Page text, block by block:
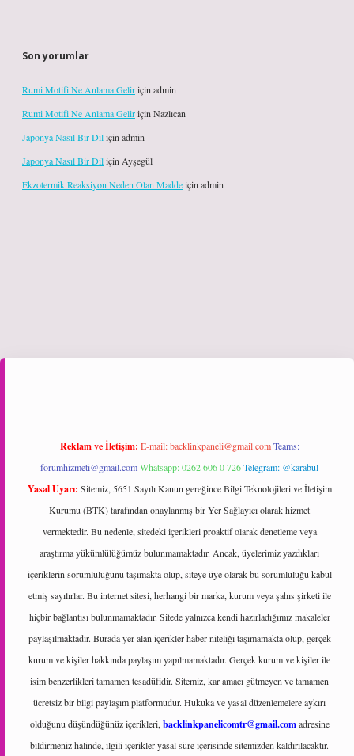
Son yorumlar
Rumi Motifi Ne Anlama Geliriçin admin
Rumi Motifi Ne Anlama Geliriçin Nazlıcan
Japonya Nasıl Bir Diliçin admin
Japonya Nasıl Bir Diliçin Ayşegül
Ekzotermik Reaksiyon Neden Olan Maddeiçin admin
Reklam ve İletişim: E-mail:backlinkpaneli@gmail.com Teams:
forumhizmeti@gmail.comWhatsapp: 0262 606 0 726Telegram: @karabul
Yasal Uyarı: Sitemiz, 5651 Sayılı Kanun gereğince Bilgi Teknolojileri ve İletişim
Kurumu (BTK) tarafından onaylanmış bir Yer Sağlayıcı olarak hizmet
vermektedir. Bu nedenle, sitedeki içerikleri proaktif olarak denetleme veya
araştırma yükümlülüğümüz bulunmamaktadır. Ancak, üyelerimiz yazdıkları
içeriklerin sorumluluğunu taşımakta olup, siteye üye olarak bu sorumluluğu kabul
etmiş sayılırlar. Bu internet sitesi, herhangi bir marka, kurum veya şahıs şirketi ile
hiçbir bağlantısı bulunmamaktadır. Sitede yalnızca kendi hazırladığımız makaleler
paylaşılmaktadır. Burada yer alan içerikler haber niteliği taşımamakta olup, gerçek
kurum ve kişiler hakkında paylaşım yapılmamaktadır. Gerçek kurum ve kişiler ile
isim benzerlikleri tamamen tesadüfidir. Sitemiz, kar amacı gütmeyen ve tamamen
ücretsiz bir bilgi paylaşım platformudur. Hukuka ve yasal düzenlemelere aykırı
olduğunu düşündüğünüz içerikleri, backlinkpanelicomtr@gmail.comadresine
bildirmeniz halinde, ilgili içerikler yasal süre içerisinde sitemizden kaldırılacaktır.